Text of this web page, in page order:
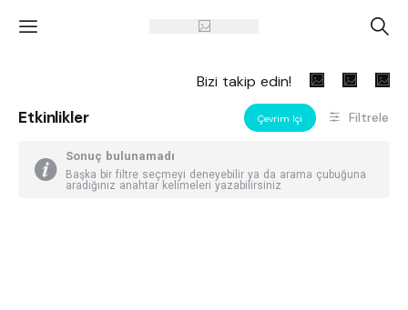
' A
Bizi takip edin!
Etkinlikler Çevrim Içi Filtrele
Sonuç bulunamadı
Başka bir filtre seçmeyi deneyebilir ya da arama çubuğuna
aradığınız anahtar kelimeleri yazabilirsiniz